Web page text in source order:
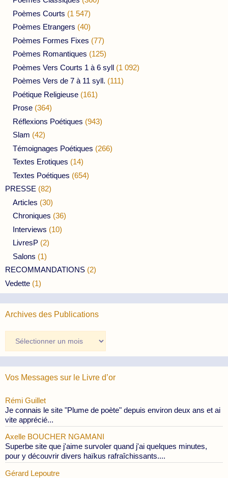
Poèmes Courts (1 547)
Poèmes Etrangers (40)
Poèmes Formes Fixes (77)
Poèmes Romantiques (125)
Poèmes Vers Courts 1 à 6 syll (1 092)
Poèmes Vers de 7 à 11 syll. (111)
Poétique Religieuse (161)
Prose (364)
Réflexions Poétiques (943)
Slam (42)
Témoignages Poétiques (266)
Textes Erotiques (14)
Textes Poétiques (654)
PRESSE (82)
Articles (30)
Chroniques (36)
Interviews (10)
LivresP (2)
Salons (1)
RECOMMANDATIONS (2)
Vedette (1)
Archives des Publications
des
Publications
Vos Messages sur le Livre d’or
Rémi Guillet
Je connais le site "Plume de poète" depuis environ deux ans et ai
vite apprécié...
Axelle BOUCHER NGAMANI
Superbe site que j'aime survoler quand j'ai quelques minutes,
pour y découvrir divers haïkus rafraîchissants....
Gérard Lepoutre